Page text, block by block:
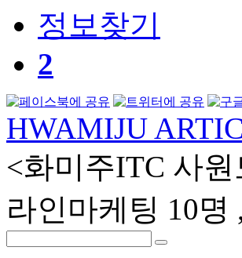
정보찾기
2
HWAMIJU
<화미주ITC 사
라인마케팅 10명